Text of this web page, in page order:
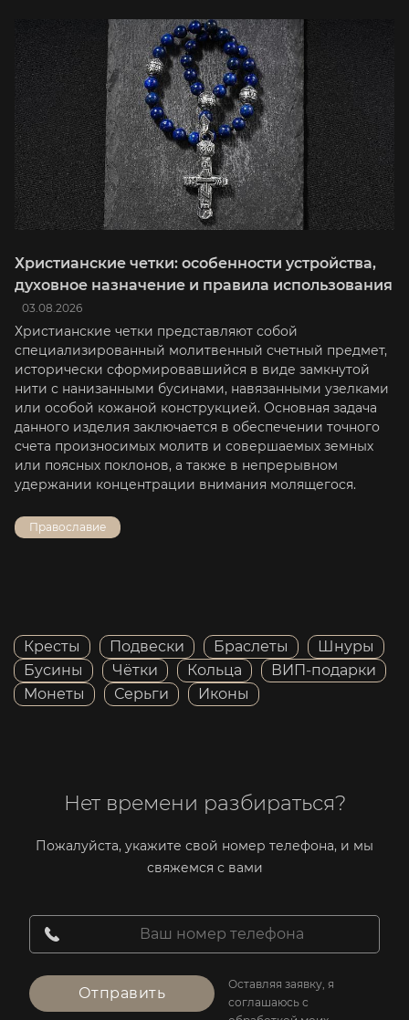
Христианские четки: особенности устройства,
духовное назначение и правила использования
03.08.2026
Христианские четки представляют собой
специализированный молитвенный счетный предмет,
исторически сформировавшийся в виде замкнутой
нити с нанизанными бусинами, навязанными узелками
или особой кожаной конструкцией. Основная задача
данного изделия заключается в обеспечении точного
счета произносимых молитв и совершаемых земных
или поясных поклонов, а также в непрерывном
удержании концентрации внимания молящегося.
Православие
Кресты Подвески Браслеты
Шнуры
Бусины
Чётки Кольца
ВИП-подарки
Монеты
Серьги Иконы
Нет времени разбираться?
Пожалуйста, укажите свой номер телефона, и мы
свяжемся с вами
Отправить
Оставляя заявку, я
соглашаюсь с